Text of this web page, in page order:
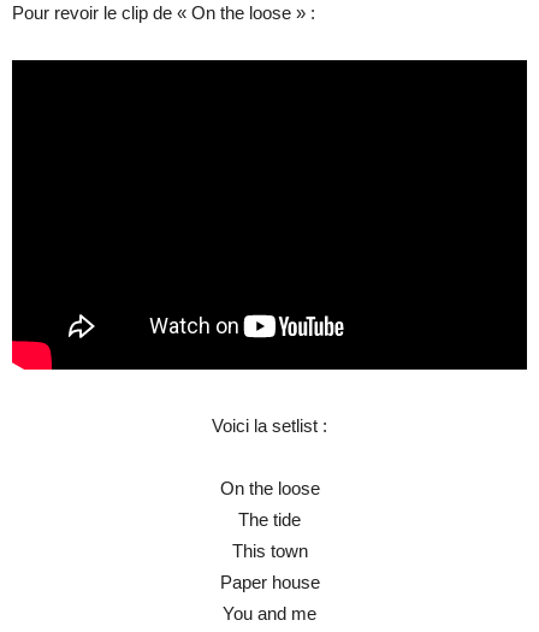
Pour revoir le clip de « On the loose » :
Voici la setlist :
On the loose
The tide
This town
Paper house
You and me